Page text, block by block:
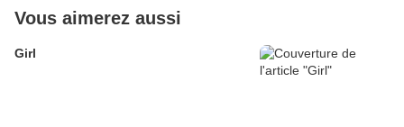
Vous aimerez aussi
Girl